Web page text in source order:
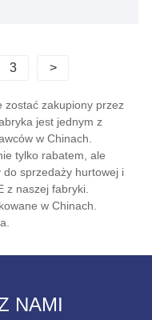
plastikowe
precyzyjnie
produkcji i
agregaty
i 12-miesięczną
oferowana do
są dostępne dla
doskonałą obsługę
3 >
zostać zakupiony przez
jest jednym z
w Chinach.
tylko rabatem, ale
sprzedaży hurtowej i
z naszej fabryki.
w Chinach.
NAMI